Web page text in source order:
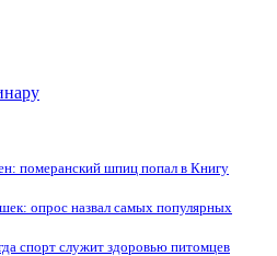
померанский шпиц попал в Книгу
опрос назвал самых популярных
спорт служит здоровью питомцев